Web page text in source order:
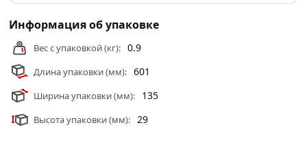
Информация об упаковке
Вес с упаковкой (кг): 0.9
Длина упаковки (мм): 601
Ширина упаковки (мм): 135
Высота упаковки (мм): 29